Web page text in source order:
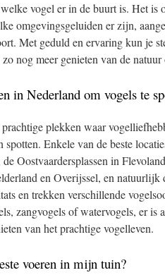
vogel er in de buurt is. Het is
omgevingsgeluiden er zijn,
Met geduld en ervaring kun je
nog meer genieten van de natuur
in Nederland om vogels te
plekken waar
spotten. Enkele van de beste
Oostvaardersplassen in
en Overijssel, en natuurlijk
en trekken verschillende
zangvogels of watervogels, er
van het prachtige vogelleven.
voeren in mijn tuin?